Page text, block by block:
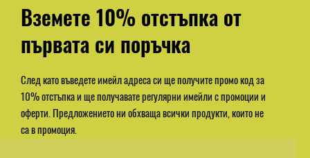
Вземете 10% отстъпка от
първата си поръчка
След като въведете имейл адреса си ще получите промо код за
10% отстъпка и ще получавате регулярни имейли с промоции и
оферти. Предложението ни обхваща всички продукти, които не
са в промоция.